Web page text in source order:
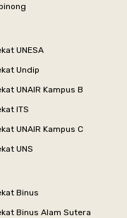
UNESA
Undip
UNAIR Kampus B
ITS
UNAIR Kampus C
UNS
Binus
Binus Alam Sutera